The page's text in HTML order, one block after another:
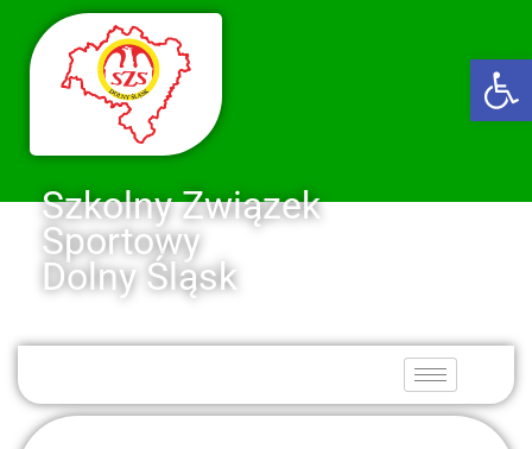
Szkolny Związek
Sportowy
Dolny Śląsk